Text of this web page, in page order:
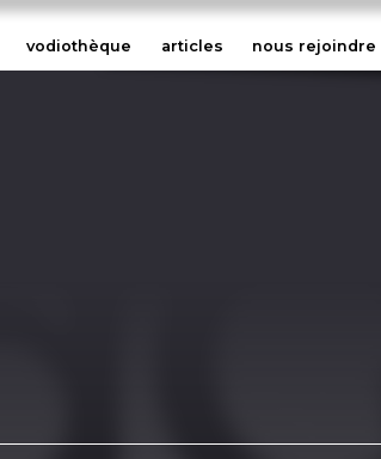
vodiothèque articles nous rejoindre